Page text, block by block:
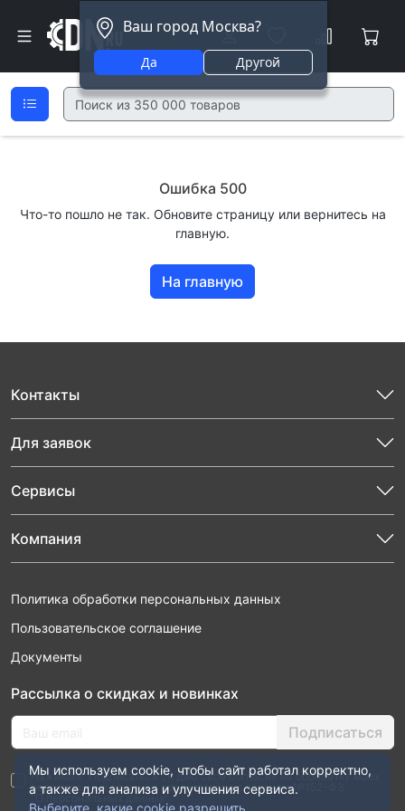
Ваш город Москва?
Да Другой
Ошибка 500
Что-то пошло не так. Обновите страницу или вернитесь на
главную.
На главную
Контакты
Для заявок
Сервисы
Компания
Политика обработки персональных данных
Пользовательское соглашение
Документы
Рассылка о скидках и новинках
Подписаться
Нажимая “Подписаться”, я даю свое согласие на обработку моих
персональных данных в соответствии с законом №152-ФЗ
“О персональных данных”
Мы используем cookie, чтобы сайт работал корректно,
а также для анализа и улучшения сервиса.
Выберите, какие cookie разрешить